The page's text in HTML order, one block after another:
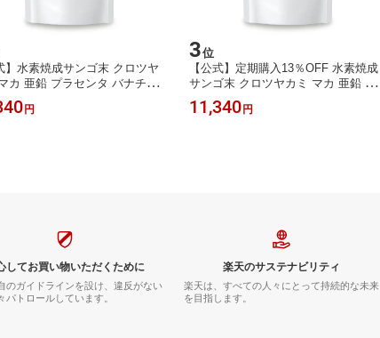
】水素焼成サンゴ末 クロツヤ
カ 亜鉛 プラセンタ バナチン
プリ 白髪 薄毛 髪の毛 ヘアケ
シウム ミネラル サプリメント
円
3位
【公式】定期購入13％OFF 水素焼成
サンゴ末 クロツヤカミ マカ 亜鉛 プ
ラセンタ バナチン 水素サプリ 白髪
カルシウム ミネラル サプリメント ギ
11,340 円
してお買い物いただくために
のガイドラインを設け、違反がない
パトロールしています。
楽天のサステナビリティ
楽天は、すべての人々にとって持続的な未来
を目指します。